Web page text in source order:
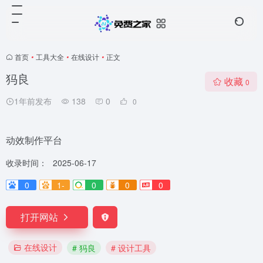
首页 • 工具大全 • 在线设计 • 正文
犸良
1年前发布 138 0 0
收藏 0
动效制作平台
收录时间：
2025-06-17
0
1- 0 0 0
打开网站
在线设计 # 犸良 # 设计工具